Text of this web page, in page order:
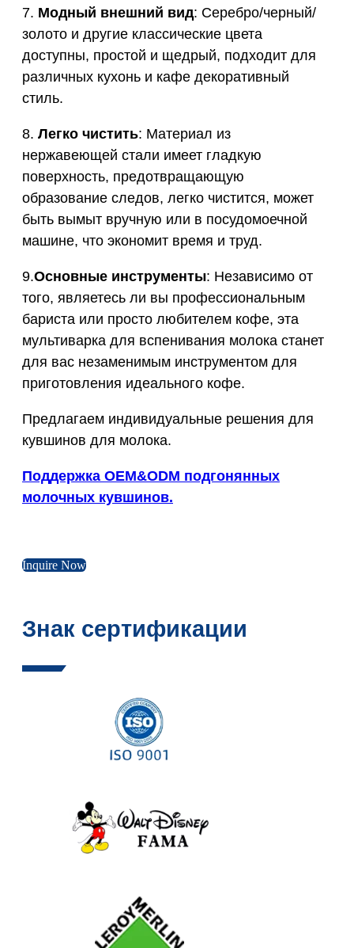
7. Модный внешний вид: Серебро/черный/
золото и другие классические цвета
доступны, простой и щедрый, подходит для
различных кухонь и кафе декоративный
стиль.
8. Легко чистить: Материал из
нержавеющей стали имеет гладкую
поверхность, предотвращающую
образование следов, легко чистится, может
быть вымыт вручную или в посудомоечной
машине, что экономит время и труд.
9.Основные инструменты: Независимо от
того, являетесь ли вы профессиональным
бариста или просто любителем кофе, эта
мультиварка для вспенивания молока станет
для вас незаменимым инструментом для
приготовления идеального кофе.
Предлагаем индивидуальные решения для
кувшинов для молока.
Поддержка OEM&ODM подгонянных
молочных кувшинов.
Inquire Now
Знак сертификации